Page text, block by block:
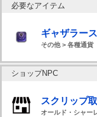
必要なアイテム
ギャザラー
その他 > 各種通貨
ショップNPC
スクリップ
オールド・シャー